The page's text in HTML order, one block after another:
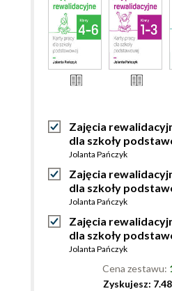
Zajęcia
dla szkoły
Jolanta Pańczyk
Zajęcia
dla szkoły
Jolanta Pańczyk
Zajęcia
dla szkoły
Jolanta Pańczyk
Cena zestawu:
Zyskujesz: